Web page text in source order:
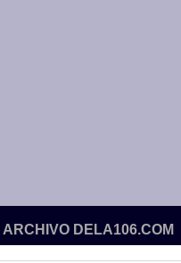
DELA106.COM